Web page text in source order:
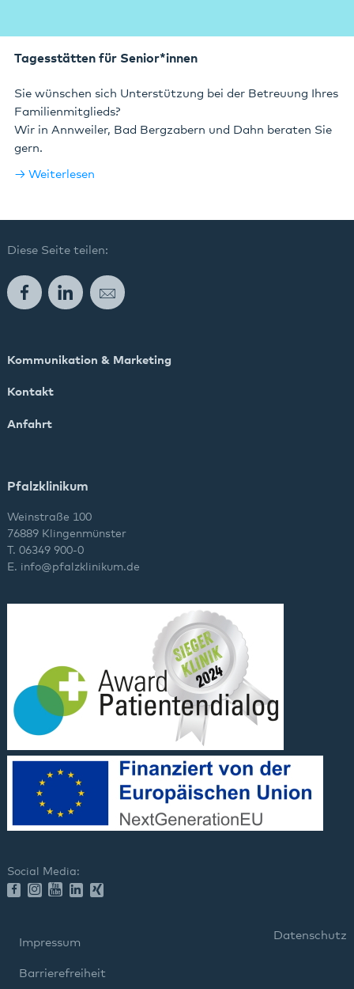
Tagesstätten für Senior*innen
Sie wünschen sich Unterstützung bei der Betreuung Ihres
Familienmitglieds?
Wir in Annweiler, Bad Bergzabern und Dahn beraten Sie
gern.
Weiterlesen
Diese Seite teilen:
FacebookLinkedInE-Mail
Kommunikation & Marketing
Kontakt
Anfahrt
Pfalzklinikum
Weinstraße 100
76889 Klingenmünster
T. 06349 900-0
E. info@pfalzklinikum.de
Social Media:
Impressum
Datenschutz
Barrierefreiheit